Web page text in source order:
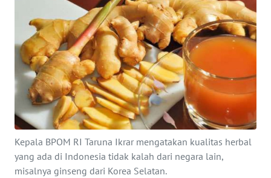
Kepala BPOM RI Taruna Ikrar mengatakan kualitas herbal
yang ada di Indonesia tidak kalah dari negara lain,
misalnya ginseng dari Korea Selatan.
SAINS-TEKNO
KESEHATAN
INTERNASIONAL
SERBA-SERBI
PENDIDIKAN